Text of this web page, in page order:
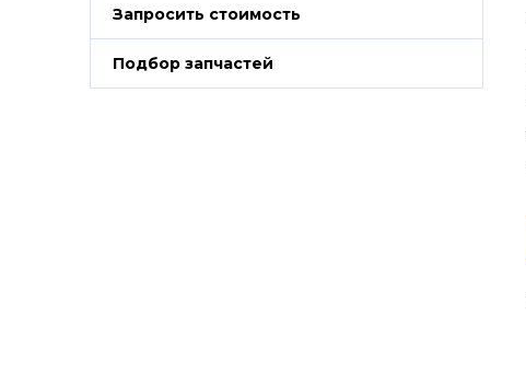
Запросить стоимость
Подбор запчастей